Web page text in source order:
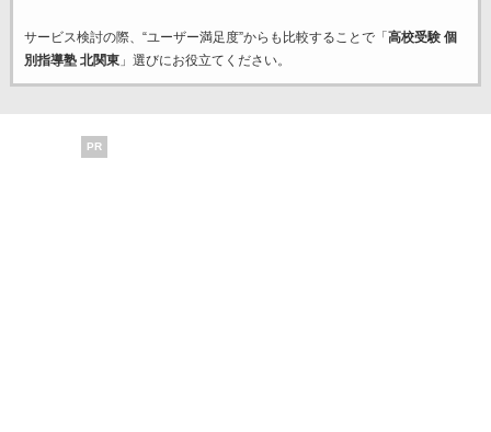
サービス検討の際、“ユーザー満足度”からも比較することで「 高校受験 個
別指導塾 北関東」選びにお役立てください。
PR